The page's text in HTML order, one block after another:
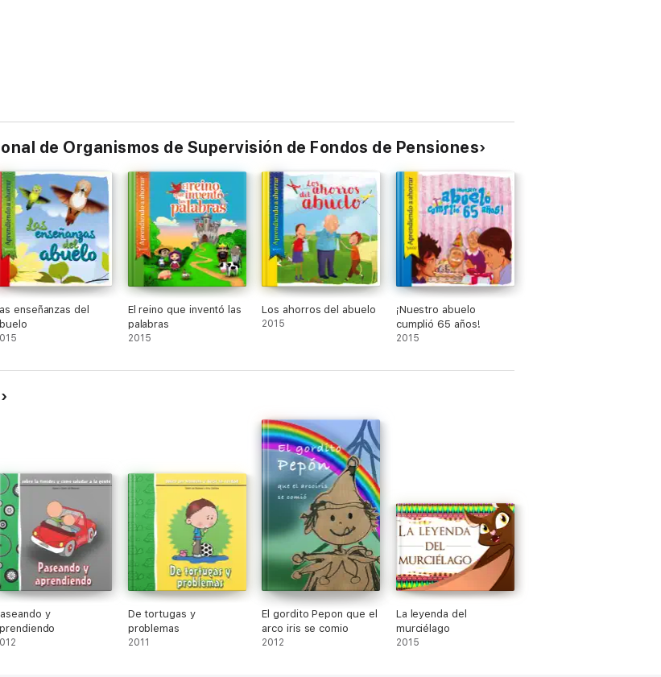
de Organismos de Supervisión de Fondos de Pensiones
enseñanzas del
El reino que inventó las
palabras
2015
Los ahorros del abuelo
2015
¡Nuestro abuelo
cumplió 65 años!
2015
y
De tortugas y
problemas
2011
El gordito Pepon que el
arco iris se comio
2012
La leyenda del
murciélago
2015